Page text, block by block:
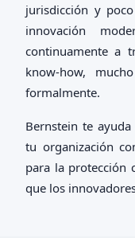
jurisdicción y
innovación
continuamente a
know-how,
formalmente.
Bernstein te
tu organización
para la protección
que los